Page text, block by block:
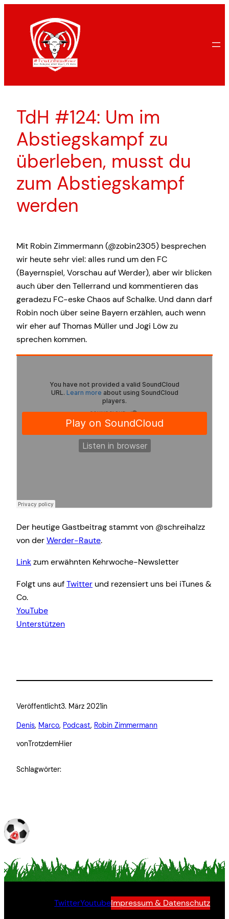
springen
TdH #124: Um im
Abstiegskampf zu
überleben, musst du
zum Abstiegskampf
werden
Mit Robin Zimmermann (@zobin2305) besprechen
wir heute sehr viel: alles rund um den FC
(Bayernspiel, Vorschau auf Werder), aber wir blicken
auch über den Tellerrand und kommentieren das
geradezu FC-eske Chaos auf Schalke. Und dann darf
Robin noch über seine Bayern erzählen, auch wenn
wir eher auf Thomas Müller und Jogi Löw zu
sprechen kommen.
Der heutige Gastbeitrag stammt von @schreihalzz
von derWerder-Raute.
Linkzum erwähnten Kehrwoche-Newsletter
Folgt uns aufTwitter und rezensiert uns bei iTunes &
Co.
YouTube
Unterstützen
Veröffentlicht3. März 2021in
Denis, Marco, Podcast, Robin Zimmermann
vonTrotzdemHier
Schlagwörter:
TwitterYoutubeImpressum & Datenschutz